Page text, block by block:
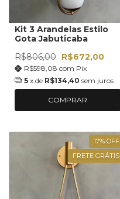
Kit 3 Arandelas Estilo
Gota Jabuticaba
R$806,00 R$672,00
R$598,08 com Pix
5 x de R$134,40 sem juros
COMPRAR
17% OFF
FRETE GRÁTIS